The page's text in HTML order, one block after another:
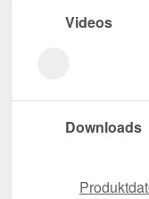
Videos
Downloads